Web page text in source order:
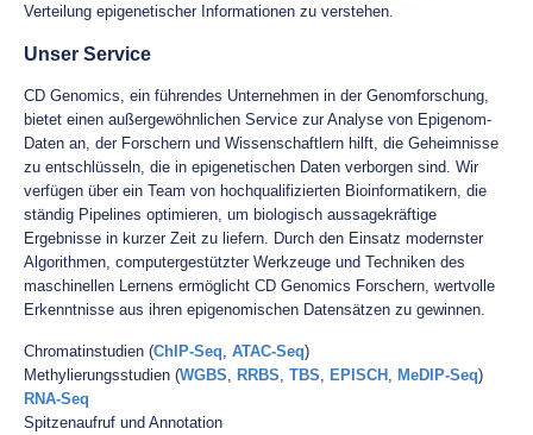
Verteilung epigenetischer Informationen zu verstehen.
Unser Service
CD Genomics, ein führendes Unternehmen in der Genomforschung,
bietet einen außergewöhnlichen Service zur Analyse von Epigenom-
Daten an, der Forschern und Wissenschaftlern hilft, die Geheimnisse
zu entschlüsseln, die in epigenetischen Daten verborgen sind. Wir
verfügen über ein Team von hochqualifizierten Bioinformatikern, die
ständig Pipelines optimieren, um biologisch aussagekräftige
Ergebnisse in kurzer Zeit zu liefern. Durch den Einsatz modernster
Algorithmen, computergestützter Werkzeuge und Techniken des
maschinellen Lernens ermöglicht CD Genomics Forschern, wertvolle
Erkenntnisse aus ihren epigenomischen Datensätzen zu gewinnen.
Chromatinstudien (ChIP-Seq ATAC-Seq)
Methylierungsstudien (WGBS RRBS TBS EPISCH MeDIP-Seq)
RNA-Seq
Spitzenaufruf und Annotation